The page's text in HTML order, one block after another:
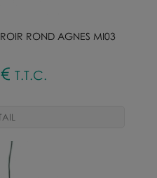
ROND AGNES MI03
€ T.T.C.